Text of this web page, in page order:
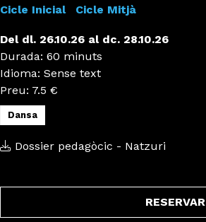
Cicle Inicial Cicle Mitjà
Del dl. 26.10.26 al dc. 28.10.26
Durada: 60 minuts
Idioma: Sense text
Preu: 7.5 €
Dansa
Dossier pedagòcic - Natzuri
RESERVAR